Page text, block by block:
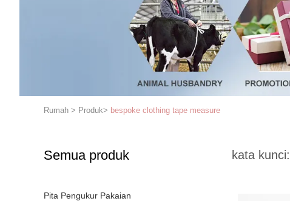
Rumah > Produk> bespoke clothing tape measure
Semua produk
Pita Pengukur Pakaian
kata kunci: